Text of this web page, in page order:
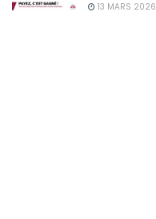
13 MARS 2026